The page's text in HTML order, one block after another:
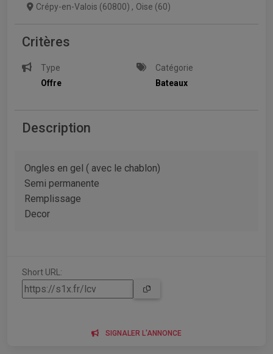
Crépy-en-Valois (60800) , Oise (60)
Critères
Type
Offre
Catégorie
Bateaux
Description
Ongles en gel ( avec le chablon)
Semi permanente
Remplissage
Decor
Short URL:
SIGNALER L'ANNONCE